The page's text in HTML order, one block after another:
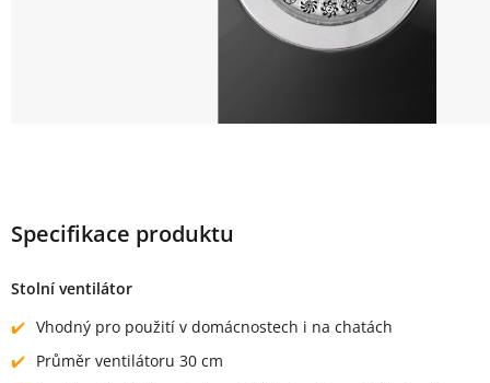
Specifikace produktu
Stolní ventilátor
Vhodný pro použití v domácnostech i na chatách
Průměr ventilátoru 30 cm